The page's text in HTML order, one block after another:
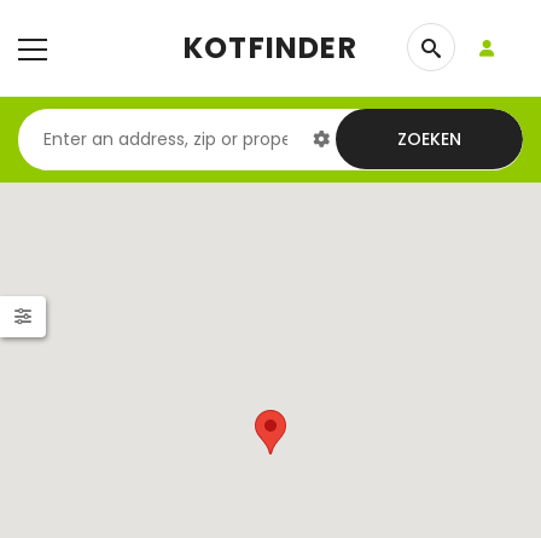
KOTFINDER
ZOEKEN